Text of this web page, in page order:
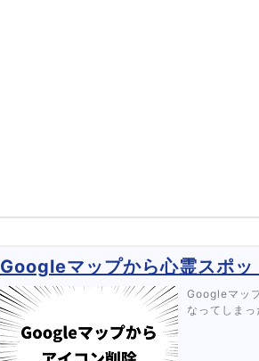
Googleマップから心霊スポ
Googleマッ
なってしま